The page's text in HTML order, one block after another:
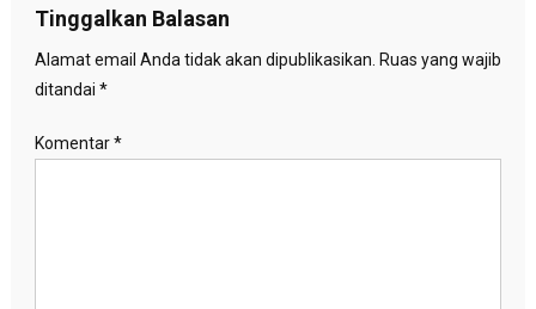
Tinggalkan Balasan
Alamat email Anda tidak akan dipublikasikan. Ruas yang wajib
ditandai *
Komentar*